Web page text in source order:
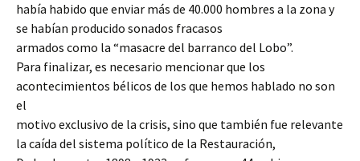
había habido que enviar más de 40.000 hombres a la zona y
se habían producido sonados fracasos
armados como la “masacre del barranco del Lobo”.
Para finalizar, es necesario mencionar que los
acontecimientos bélicos de los que hemos hablado no son
el
motivo exclusivo de la crisis, sino que también fue relevante
la caída del sistema político de la Restauración,